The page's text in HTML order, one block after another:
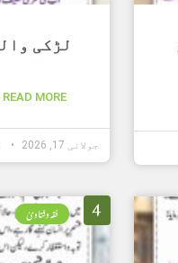
لڑکی
READ MORE »
جولائی 17, 2026
4 فقہ وفتاویٰ